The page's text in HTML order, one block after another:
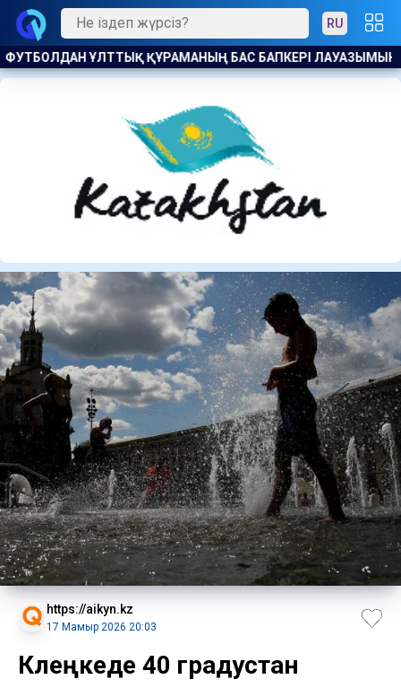
RU
КАНДИДАТ БЕЛГІЛІ БОЛДЫ ПОЛЬША
https://aikyn.kz
17 Мамыр 2026 20:03
Көлеңкеде 40 градустан